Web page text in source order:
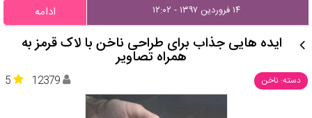
۱۴ فروردین ۱۳۹۷ - ۱۲:۰۲ ادامه
ایده هایی جذاب برای طراحی ناخن با لاک قرمز به
همراه تصاویر
دسته: ناخن 5 12379